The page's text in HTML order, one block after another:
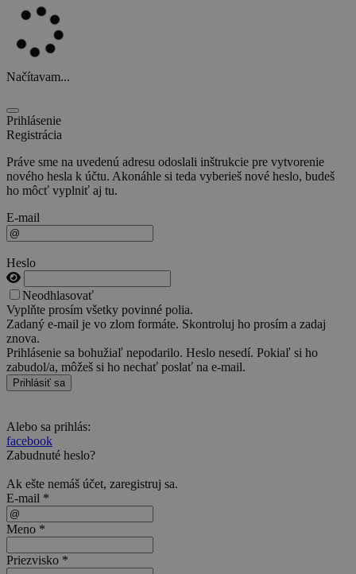
Načítavam...
Prihlásenie
Registrácia
Práve sme na uvedenú adresu odoslali inštrukcie pre vytvorenie
nového hesla k účtu. Akonáhle si teda vyberieš nové heslo, budeš
ho môcť vyplniť aj tu.
E-mail
Heslo
Neodhlasovať
Vyplňte prosím všetky povinné polia.
Zadaný e-mail je vo zlom formáte. Skontroluj ho prosím a zadaj
znova.
Prihlásenie sa bohužiaľ nepodarilo. Heslo nesedí. Pokiaľ si ho
zabudol/a, môžeš si ho nechať poslať na e-mail.
Prihlásiť sa
Alebo sa prihlás:
facebook
Zabudnuté heslo?
Ak ešte nemáš účet, zaregistruj sa.
E-mail *
Meno *
Priezvisko *